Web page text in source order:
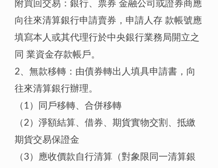
附買回交易：銀行、票券 金融公司或證券商應
向往來清算銀行申請賣券，申請人存 款帳號應
填寫本人或其代理行於中央銀行業務局開立之
同 業資金存款帳戶。
2、無款移轉：由債券轉出人填具申請書，向
往來清算銀行辦理。
（1）同戶移轉、合併移轉
（2）淨額結算、借券、期貨實物交割、抵繳
期貨交易保證金
（3）應收價款自行清算（對象限同一清算銀